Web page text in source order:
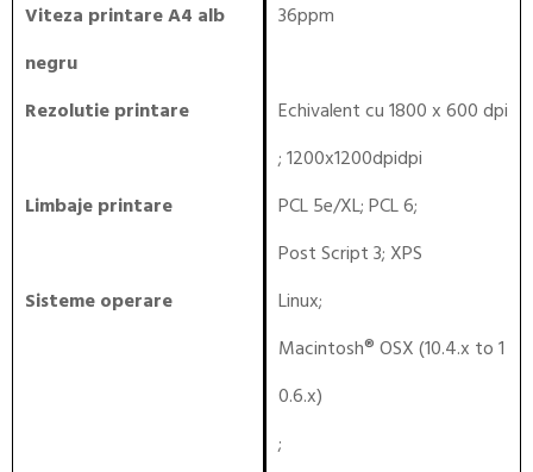
Viteza printare A4 alb
negru
36ppm
Rezolutie printare
Echivalent cu 1800 x 600 dpi
; 1200x1200dpidpi
Limbaje printare
PCL 5e/XL;PCL 6;
Post Script 3; XPS
Sisteme operare
Linux;
Macintosh® OSX (10.4.x to 1
0.6.x)
;